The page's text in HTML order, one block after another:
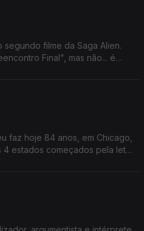
filme da Saga Alien.
Final", mas não... é
faz hoje 84 anos, em Chicago,
4 estados começados pela letra